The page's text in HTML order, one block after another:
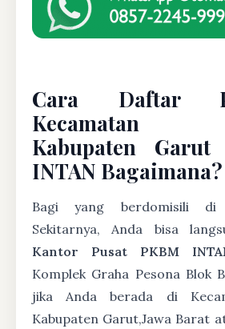
Cara Daftar
Kecamatan
Kabupaten
INTAN Bagaimana?
Bagi yang berdomisili di
Sekitarnya, Anda bisa
Kantor Pusat PKBM
Komplek Graha Pesona Blok
jika Anda berada di
Kabupaten Garut,Jawa Barat